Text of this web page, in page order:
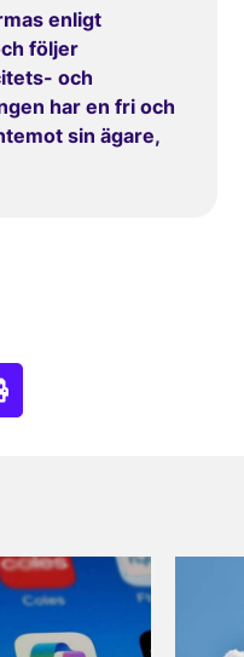
enligt
följer
och
har en fri och
sin ägare,